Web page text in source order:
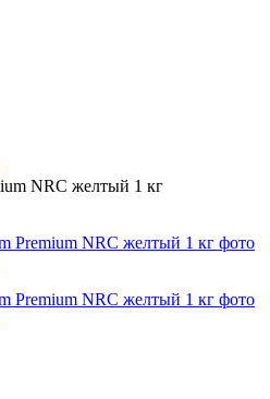
NRC желтый 1 кг